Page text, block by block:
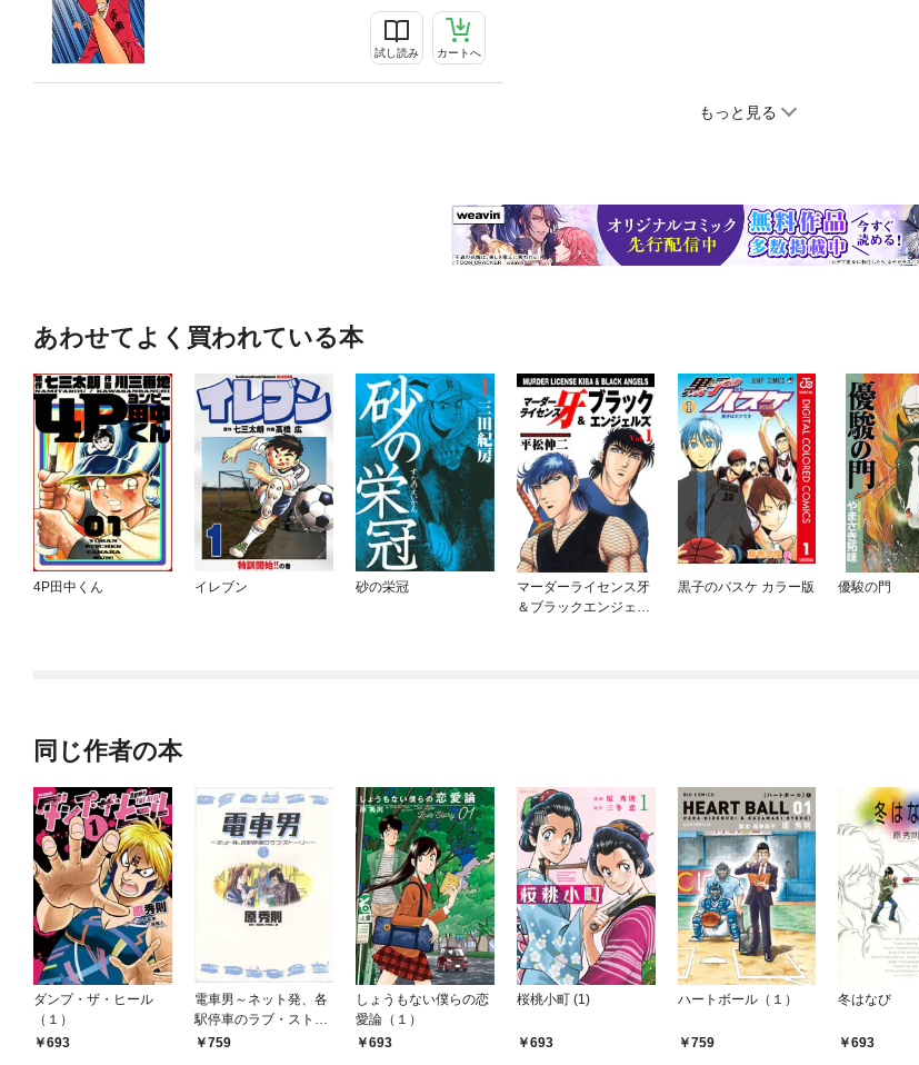
試し読み カートへ
もっと見る
あわせてよく買われている本
4P田中くん イレブン 砂の栄冠
マーダーライセンス牙
＆ブラックエンジェル
黒子のバスケ カラー版 優駿の門
同じ作者の本
ダンプ・ザ・ヒール
（１）
693
電車男～ネット発、各
駅停車のラブ・ストー
リー～（１）
759
しょうもない僕らの恋
愛論（１）
693
桜桃小町 (1)
693
ハートボール（１）
759
冬はなび
693